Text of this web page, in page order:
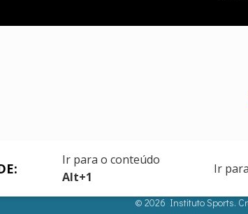
Ir para o conteúdo
Alt+1
Ir
© 2026 Instituto Sports.